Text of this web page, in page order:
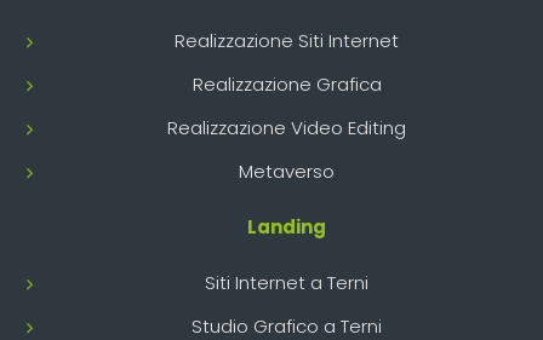
Realizzazione Siti Internet
Realizzazione Grafica
Realizzazione Video Editing
Metaverso
Landing
Siti Internet a Terni
Studio Grafico a Terni